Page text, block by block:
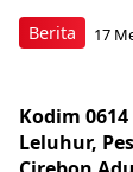
Berita 17
Kodim
Leluhur,